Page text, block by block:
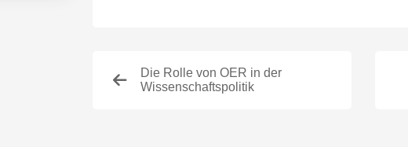
Die Rolle von OER in der
Wissenschaftspolitik